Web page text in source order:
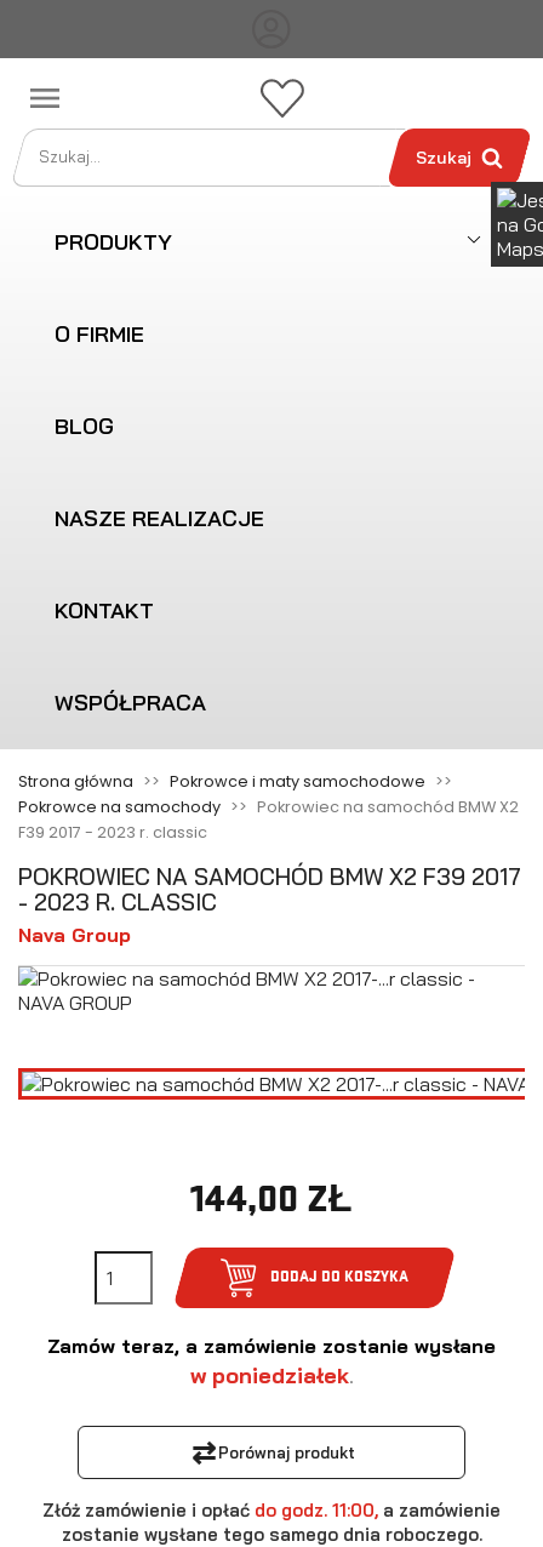

Szukaj
PRODUKTY
O FIRMIE
BLOG
NASZE REALIZACJE
KONTAKT
WSPÓŁPRACA
Strona główna
Pokrowce i maty samochodowe
Pokrowce na samochody
Pokrowiec na samochód BMW X2
F39 2017 - 2023 r. classic
POKROWIEC NA SAMOCHÓD BMW X2 F39 2017
- 2023 R. CLASSIC
Nava Group
144,00 ZŁ
DODAJ DO KOSZYKA
Zamów teraz, a zamówienie zostanie wysłane
w poniedziałek.
⇄ Porównaj produkt
Złóż zamówienie i opłać do godz. 11:00, a zamówienie
zostanie wysłane tego samego dnia roboczego.